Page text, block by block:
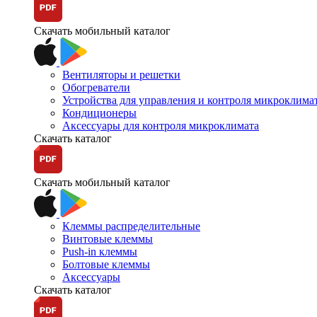
Скачать мобильный каталог
Вентиляторы и решетки
Обогреватели
Устройства для управления и контроля
Кондиционеры
Аксессуары для контроля микроклимата
Скачать каталог
Скачать мобильный каталог
Клеммы распределительные
Винтовые клеммы
Push-in клеммы
Болтовые клеммы
Аксессуары
Скачать каталог